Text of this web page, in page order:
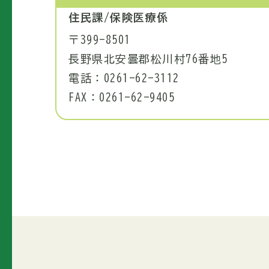
住民課/保険医療係
〒399-8501
長野県北安曇郡松川村76番地5
電話：0261-62-3112
FAX：0261-62-9405